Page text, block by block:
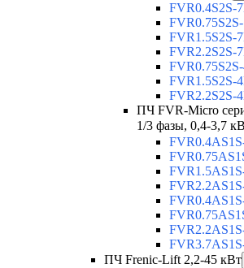
FVR0.4S2S-
FVR1.5S2S-
FVR2.2S2S-
FVR1.5S2S-
FVR2.2S2S-
ПЧ FVR-Micro
1/3 фазы, 0,4-3,7
ПЧ Frenic-Lift 2,2-45 кВт